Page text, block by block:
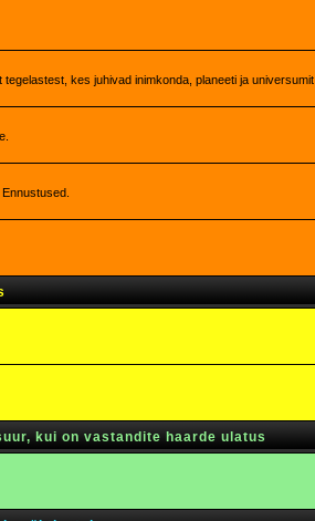
kes juhivad inimkonda, planeeti ja universumit
kui on vastandite haarde ulatus